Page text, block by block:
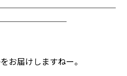
お届けしますねー。